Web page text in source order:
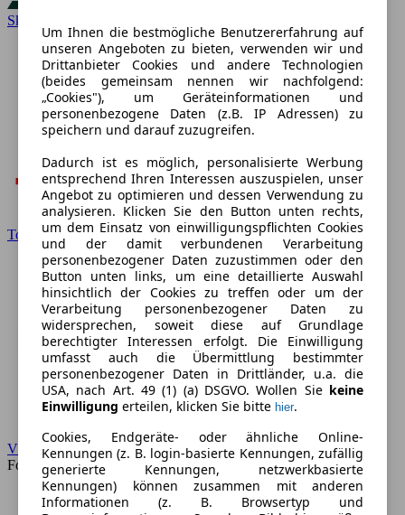
Skoda
Toyota
VW
Forum
Um Ihnen die bestmögliche Benutzererfahrung auf
unseren Angeboten zu bieten, verwenden wir und
Drittanbieter Cookies und andere Technologien
(beides gemeinsam nennen wir nachfolgend:
„Cookies"), um Geräteinformationen und
personenbezogene Daten (z.B. IP Adressen) zu
speichern und darauf zuzugreifen.
Dadurch ist es möglich, personalisierte Werbung
entsprechend Ihren Interessen auszuspielen, unser
Angebot zu optimieren und dessen Verwendung zu
analysieren. Klicken Sie den Button unten rechts,
um dem Einsatz von einwilligungspflichten Cookies
und der damit verbundenen Verarbeitung
personenbezogener Daten zuzustimmen oder den
Button unten links, um eine detaillierte Auswahl
hinsichtlich der Cookies zu treffen oder um der
Verarbeitung personenbezogener Daten zu
widersprechen, soweit diese auf Grundlage
berechtigter Interessen erfolgt. Die Einwilligung
umfasst auch die Übermittlung bestimmter
personenbezogener Daten in Drittländer, u.a. die
USA, nach Art. 49 (1) (a) DSGVO. Wollen Sie keine
Einwilligung erteilen, klicken Sie bitte hier.
Cookies, Endgeräte- oder ähnliche Online-
Kennungen (z. B. login-basierte Kennungen, zufällig
generierte Kennungen, netzwerkbasierte
Kennungen) können zusammen mit anderen
Informationen (z. B. Browsertyp und